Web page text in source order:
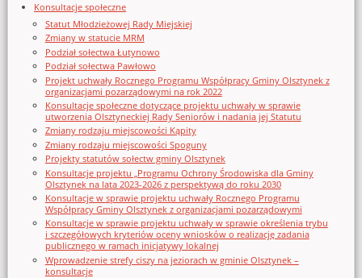
Konsultacje społeczne
Statut Młodzieżowej Rady Miejskiej
Zmiany w statucie MRM
Podział sołectwa Łutynowo
Podział sołectwa Pawłowo
Projekt uchwały Rocznego Programu Współpracy Gminy Olsztynek z
organizacjami pozarządowymi na rok 2022
Konsultacje społeczne dotyczące projektu uchwały w sprawie
utworzenia Olsztyneckiej Rady Seniorów i nadania jej Statutu
Zmiany rodzaju miejscowości Kąpity
Zmiany rodzaju miejscowości Spoguny
Projekty statutów sołectw gminy Olsztynek
Konsultacje projektu „Programu Ochrony Środowiska dla Gminy
Olsztynek na lata 2023-2026 z perspektywą do roku 2030
Konsultacje w sprawie projektu uchwały Rocznego Programu
Współpracy Gminy Olsztynek z organizacjami pozarządowymi
Konsultacje w sprawie projektu uchwały w sprawie określenia trybu
i szczegółowych kryteriów oceny wniosków o realizację zadania
publicznego w ramach inicjatywy lokalnej
Wprowadzenie strefy ciszy na jeziorach w gminie Olsztynek –
konsultacje